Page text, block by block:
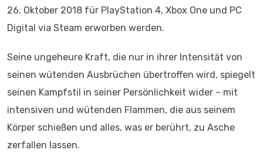
26. Oktober 2018 für PlayStation 4, Xbox One und PC
Digital via Steam erworben werden.
Seine ungeheure Kraft, die nur in ihrer Intensität von
seinen wütenden Ausbrüchen übertroffen wird, spiegelt
seinen Kampfstil in seiner Persönlichkeit wider – mit
intensiven und wütenden Flammen, die aus seinem
Körper schießen und alles, was er berührt, zu Asche
zerfallen lassen.